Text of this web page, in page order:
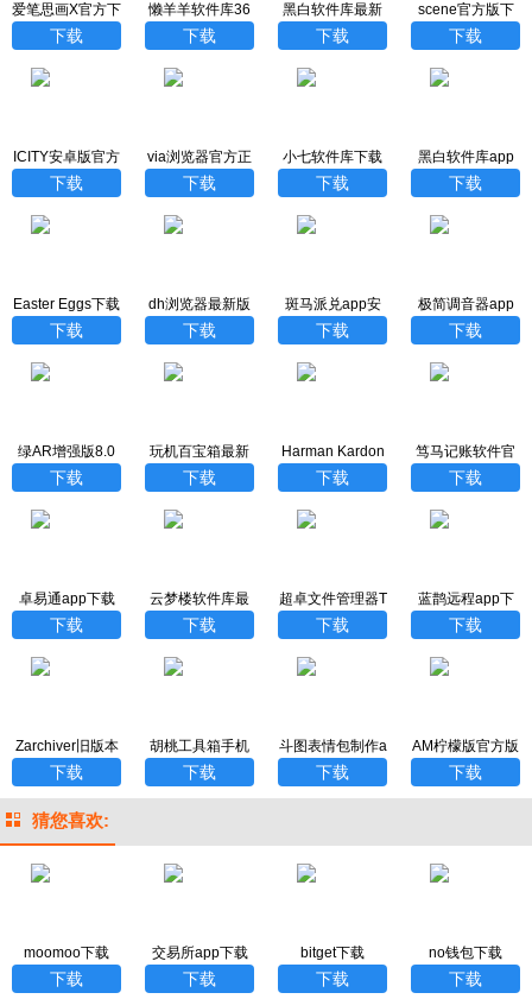
爱笔思画X官方下
载
下载
懒羊羊软件库36
5新版
下载
黑白软件库最新
版本
下载
scene官方版下
载最新版本
下载
ICITY安卓版官方
下载
下载
via浏览器官方正
版
下载
小七软件库下载
最新版
下载
黑白软件库app
免费最新版下载
下载
Easter Eggs下载
安装最新版
下载
dh浏览器最新版
下载
斑马派兑app安
卓最新版
下载
极简调音器app
下载
下载
绿AR增强版8.0
下载中文版
下载
玩机百宝箱最新
版
下载
Harman Kardon
One安卓版
下载
笃马记账软件官
方版
下载
卓易通app下载
安装最新版
下载
云梦楼软件库最
新版下载
下载
超卓文件管理器T
V版
下载
蓝鹊远程app下
载最新版
下载
Zarchiver旧版本
橙色
下载
胡桃工具箱手机
版
下载
斗图表情包制作a
pp下载免费版
下载
AM柠檬版官方版
下载
猜您喜欢:
moomoo下载
下载
交易所app下载
下载
bitget下载
下载
no钱包下载
下载